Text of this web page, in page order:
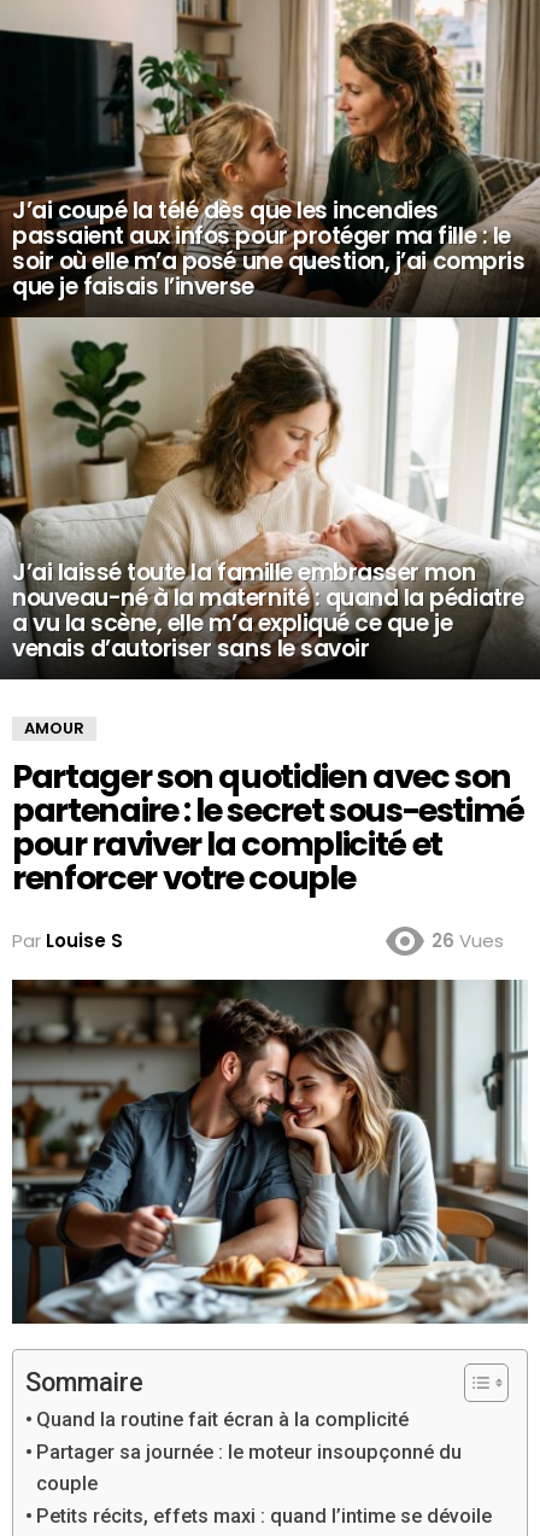
J’ai coupé la télé dès que les incendies
passaient aux infos pour protéger ma fille : le
soir où elle m’a posé une question, j’ai compris
que je faisais l’inverse
J’ai laissé toute la famille embrasser mon
nouveau-né à la maternité : quand la pédiatre
a vu la scène, elle m’a expliqué ce que je
venais d’autoriser sans le savoir
AMOUR
Partager son quotidien avec son
partenaire : le secret sous-estimé
pour raviver la complicité et
renforcer votre couple
Par Louise S 26 Vues
Sommaire
Quand la routine fait écran à la complicité
Partager sa journée : le moteur insoupçonné du
couple
Petits récits, effets maxi : quand l’intime se dévoile